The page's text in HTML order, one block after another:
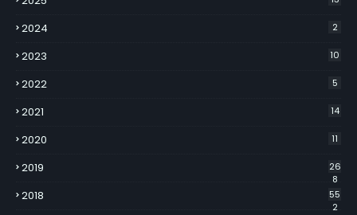
2024 2
2023 10
2022 5
2021 14
2020 11
2019
26
8
2018
55
2